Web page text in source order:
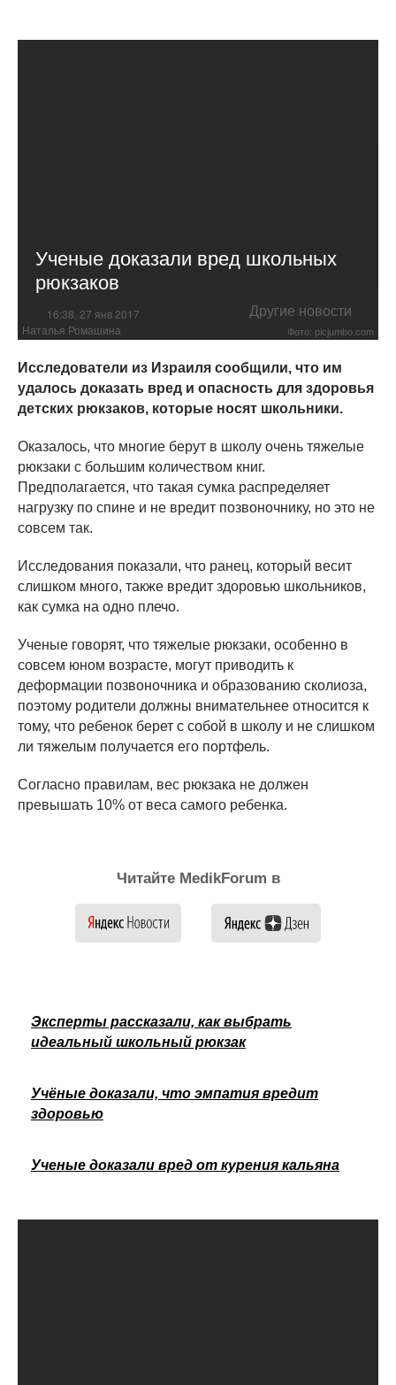
Ученые доказали вред школьных
рюкзаков
16:38, 27 янв 2017 Другие новости
Наталья Ромашина Фото: picjumbo.com
Исследователи из Израиля сообщили, что им
удалось доказать вред и опасность для здоровья
детских рюкзаков, которые носят школьники.
Оказалось, что многие берут в школу очень тяжелые
рюкзаки с большим количеством книг.
Предполагается, что такая сумка распределяет
нагрузку по спине и не вредит позвоночнику, но это не
совсем так.
Исследования показали, что ранец, который весит
слишком много, также вредит здоровью школьников,
как сумка на одно плечо.
Ученые говорят, что тяжелые рюкзаки, особенно в
совсем юном возрасте, могут приводить к
деформации позвоночника и образованию сколиоза,
поэтому родители должны внимательнее относится к
тому, что ребенок берет с собой в школу и не слишком
ли тяжелым получается его портфель.
Согласно правилам, вес рюкзака не должен
превышать 10% от веса самого ребенка.
Читайте MedikForum в
Эксперты рассказали, как выбрать
идеальный школьный рюкзак
Учёные доказали, что эмпатия вредит
здоровью
Ученые доказали вред от курения кальяна